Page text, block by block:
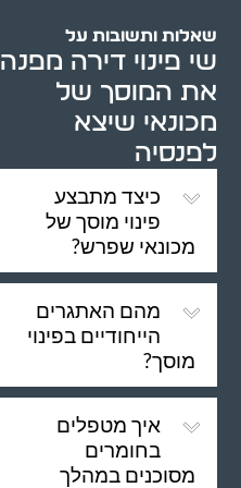
שאלות ותשובות על
שי פינוי דירה מפנה
את המוסך של
מכונאי שיצא
לפנסיה
כיצד מתבצע
פינוי מוסך של
מכונאי שפרש?
מהם האתגרים
הייחודיים בפינוי
מוסך?
איך מטפלים
בחומרים
מסוכנים במהלך